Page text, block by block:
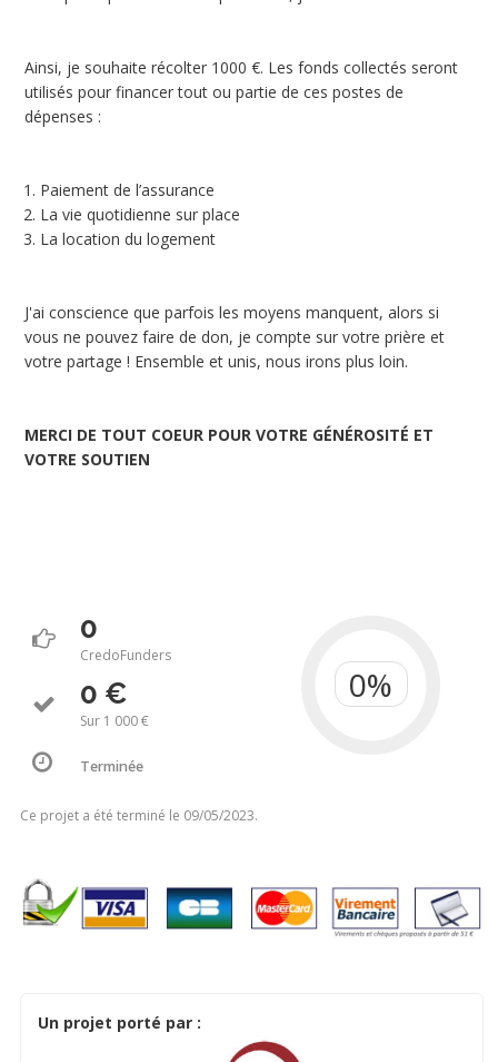
Ainsi, je souhaite récolter 1000 €. Les fonds collectés seront
utilisés pour financer tout ou partie de ces postes de
dépenses :
Paiement de l’assurance
La vie quotidienne sur place
La location du logement
J'ai conscience que parfois les moyens manquent, alors si
vous ne pouvez faire de don, je compte sur votre prière et
votre partage ! Ensemble et unis, nous irons plus loin.
MERCI DE TOUT COEUR POUR VOTRE GÉNÉROSITÉ ET
VOTRE SOUTIEN
0
CredoFunders
0 €
Sur 1 000 €
Terminée
Ce projet a été terminé le 09/05/2023.
Un projet porté par :